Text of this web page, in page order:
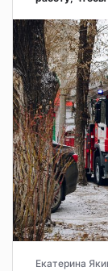
Екатерина